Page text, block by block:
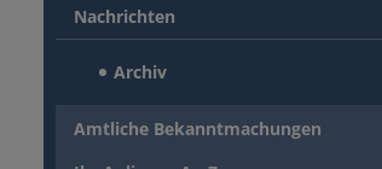
Nachrichten
Archiv
Amtliche Bekanntmachungen